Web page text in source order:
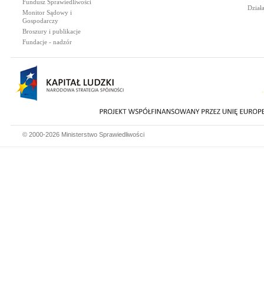
Fundusz Sprawiedliwości
Monitor Sądowy i
Gospodarczy
Broszury i publikacje
Fundacje - nadzór
© 2000-2026 Ministerstwo Sprawiedliwości